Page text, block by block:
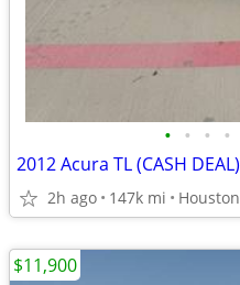
• • • •
2012 Acura TL (CASH DEAL)
2h ago 147k mi Houston
$11,900